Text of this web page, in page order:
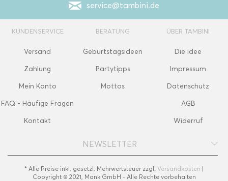
service@tambini.de
KUNDENSERVICE
Versand
Zahlung
Mein Konto
FAQ - Häufige Fragen
Kontakt
BERATUNG
Geburtstagsideen
Partytipps
Mottos
ÜBER TAMBINI
Die Idee
Impressum
Datenschutz
AGB
Widerruf
NEWSLETTER
* Alle Preise inkl. gesetzl. Mehrwertsteuer zzgl. Versandkosten |
Copyright © 2021, Mank GmbH - Alle Rechte vorbehalten